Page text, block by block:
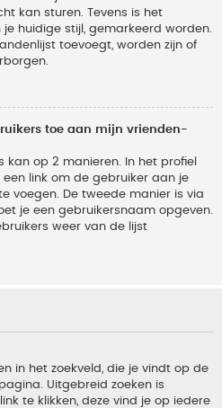
kan sturen. Tevens is het
huidige stijl, gemarkeerd worden.
toevoegt, worden zijn of
toe aan mijn vrienden-
kan op 2 manieren. In het profiel
link om de gebruiker aan je
voegen. De tweede manier is via
je een gebruikersnaam opgeven.
weer van de lijst
in het zoekveld, die je vindt op de
Uitgebreid zoeken is
te klikken, deze vind je op iedere